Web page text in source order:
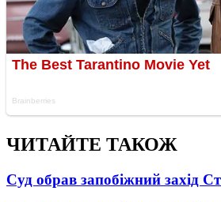
ЧИТАЙТЕ ТАКОЖ
Суд обрав запобіжний захід